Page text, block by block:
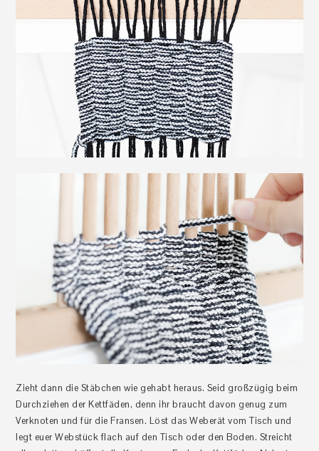
Zieht dann die Stäbchen wie gehabt heraus. Seid großzügig beim
Durchziehen der Kettfäden, denn ihr braucht davon genug zum
Verknoten und für die Fransen. Löst das Weberät vom Tisch und
legt euer Webstück flach auf den Tisch oder den Boden. Streicht